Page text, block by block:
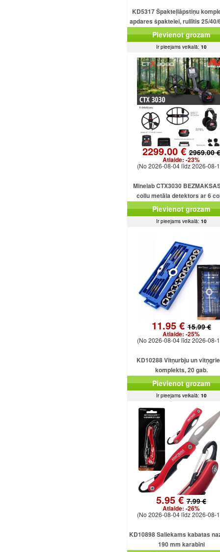
KD5317 Špakteļlāpstiņu
apdares špaktelei, rullītis 25/40/
cm.
Pievienot grozam
Ir pieejams veikalā: 10
2299.00 €2969.00 €
Atlaide: -23%
(No 2026-08-04 līdz 2026-08-
Minelab CTX3030
collu metāla detektors ar 6
dubultdimensiju spolēm
Pievienot grozam
Ir pieejams veikalā: 10
11.95 €15.99 €
Atlaide: -25%
(No 2026-08-04 līdz 2026-08-
KD10288 Vītņurbju un
komplekts, 20 gab.
Pievienot grozam
Ir pieejams veikalā: 10
5.95 €7.99 €
Atlaide: -26%
(No 2026-08-04 līdz 2026-08-
KD10898 Saliekams kabatas
190 mm karabīni